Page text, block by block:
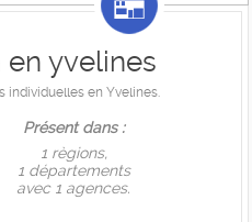
en yvelines
individuelles en Yvelines.
Présent dans :
1 règions,
1 départements
avec 1 agences.